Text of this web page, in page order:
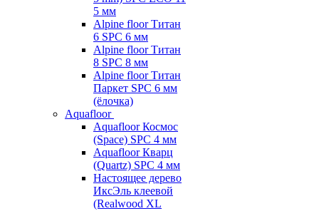
5 мм
Alpine floor Титан
6 SPC 6 мм
Alpine floor Титан
8 SPC 8 мм
Alpine floor Титан
Паркет SPC 6 мм
(ёлочка)
Aquafloor
Aquafloor Космос
(Space) SPC 4 мм
Aquafloor Кварц
(Quartz) SPC 4 мм
Настоящее дерево
ИксЭль клеевой
(Realwood XL